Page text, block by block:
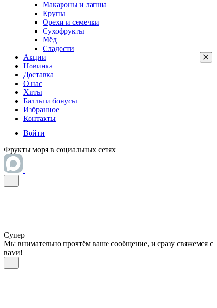
Макароны и лапша
Крупы
Орехи и семечки
Сухофрукты
Мёд
Сладости
Акции
Новинка
Доставка
О нас
Хиты
Баллы и бонусы
Избранное
Контакты
Войти
Фрукты моря в социальных сетях
Супер
Мы внимательно прочтём ваше сообщение, и сразу свяжемся с
вами!